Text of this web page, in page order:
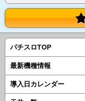
パチスロTOP
最新機種情報
導入日カレンダー